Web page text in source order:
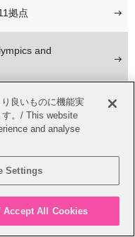
拠点
and
Offices
良いものに機能実
。/ This website
and analyse
Settings
Accept All Cookies